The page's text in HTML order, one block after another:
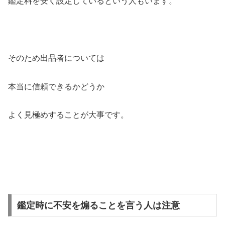
そのため出品者については
本当に信頼できるかどうか
よく見極めすることが大事です。
鑑定時に不安を煽ることを言う人は注意